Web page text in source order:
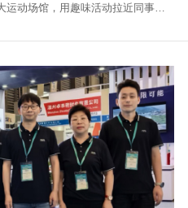
动场馆，用趣味活动拉近同事、